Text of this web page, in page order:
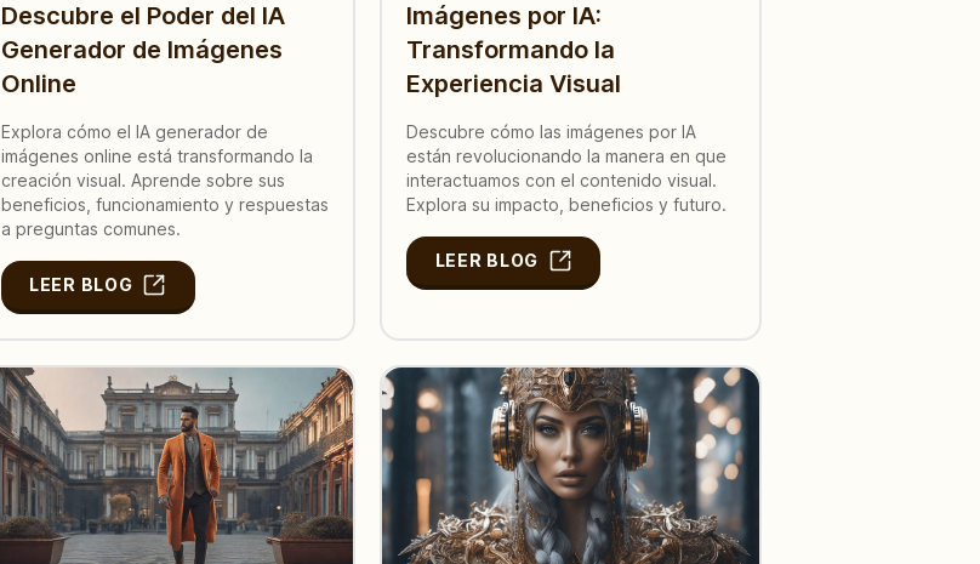
Descubre el Poder del IA
Generador de Imágenes
Online
Explora cómo el IA generador de
imágenes online está transformando la
creación visual. Aprende sobre sus
beneficios, funcionamiento y respuestas
a preguntas comunes.
LEER BLOG
Imágenes por IA:
Transformando la
Experiencia Visual
Descubre cómo las imágenes por IA
están revolucionando la manera en que
interactuamos con el contenido visual.
Explora su impacto, beneficios y futuro.
LEER BLOG